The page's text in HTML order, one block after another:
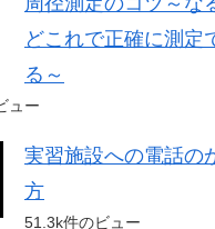
どこれで正確に測定
る～
ュー
実習施設への電話の
方
51.3k件のビュー